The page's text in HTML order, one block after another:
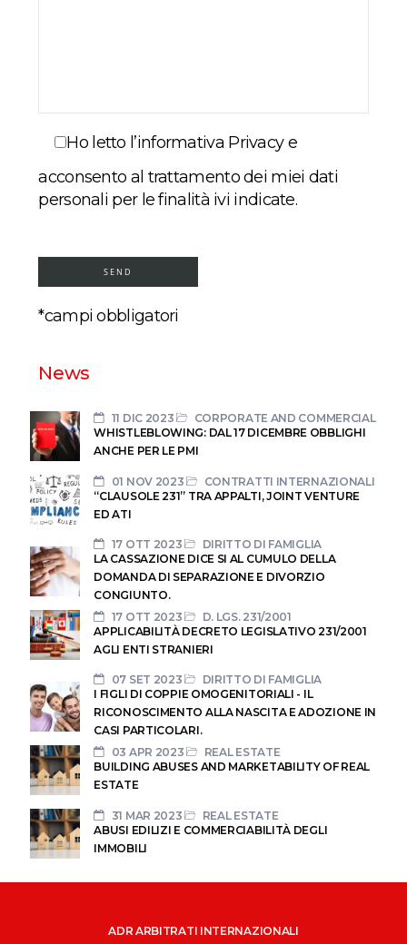
Ho letto l’informativa Privacy e
acconsento al trattamento dei miei dati
personali per le finalità ivi indicate.
*campi obbligatori
News
11 DIC 2023
CORPORATE AND COMMERCIAL
WHISTLEBLOWING: DAL 17 DICEMBRE OBBLIGHI
ANCHE PER LE PMI
01 NOV 2023
CONTRATTI INTERNAZIONALI
“CLAUSOLE 231” TRA APPALTI, JOINT VENTURE
ED ATI
17 OTT 2023
DIRITTO DI FAMIGLIA
LA CASSAZIONE DICE SI AL CUMULO DELLA
DOMANDA DI SEPARAZIONE E DIVORZIO
CONGIUNTO.
17 OTT 2023
D. LGS. 231/2001
APPLICABILITÀ DECRETO LEGISLATIVO 231/2001
AGLI ENTI STRANIERI
07 SET 2023
DIRITTO DI FAMIGLIA
I FIGLI DI COPPIE OMOGENITORIALI - IL
RICONOSCIMENTO ALLA NASCITA E ADOZIONE IN
CASI PARTICOLARI.
03 APR 2023
REAL ESTATE
BUILDING ABUSES AND MARKETABILITY OF REAL
ESTATE
31 MAR 2023
REAL ESTATE
ABUSI EDILIZI E COMMERCIABILITÀ DEGLI
IMMOBILI
ADR ARBITRATI INTERNAZIONALI